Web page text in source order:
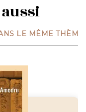
LE MÊME THÈME